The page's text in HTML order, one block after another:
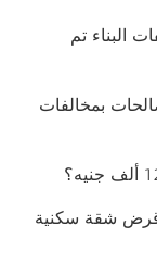
البناء تم
المصالحات بمخالفات
شقة سكنية